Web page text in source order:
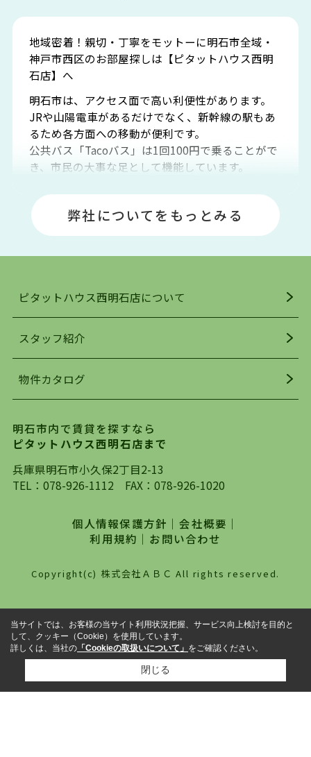
地域密着！親切・丁寧をモットーに明石市全域・
神戸市西区のお部屋探しは【ピタットハウス西明
石店】へ
明石市は、アクセス面で高い利便性があります。
JRや山陽電車があるだけでなく、新幹線の駅もあ
るため各方面への移動が便利です。
公共バス「Tacoバス」は1回100円で乗ることがで
き、市民の大事な足として機能しています。
場や釣りスポットが多くあります。JR「大久保
駅」周辺には、ビブレ・イオンをはじめとした買
い物施設も多くあり、買い物にも困りません。
明石駅・西明石駅を中心に、明石市・神戸市西区
でお部屋探している方は、ぜひ当ＨＰにて物件を
お探しになってください。弊社は、スタッフの平
を行っており地域最大級の情報取扱量を誇ってお
ります。店頭で限られた物件をご紹介する、従来
自身でインターネットを利用し、理想のお部屋を
探していただき、選択していただいた物件情報に
対して、専門知識を持ったスタッフがサポートさ
せていただくスタイルを心がけております。私た
は、一度だけでは終わらない、お客様との末長い
お付き合いです。初めての一人暮らしから、就
職・ご結婚・売買物件の購入、などなど一生涯に
わたる、良きアドバイザーとして、地域に密着し
た営業スタイルで様々なお役立ちができればと強
わせください。
弊社についてをもっとみる
ピタットハウス西明石店について
スタッフ紹介
物件カタログ
明石市内で賃貸を探すなら
ピタットハウス西明石店まで
兵庫県明石市小久保2丁目2-13
TEL： 078-926-1112 FAX：078-926-1020
個人情報保護方針 ｜会社概要 ｜
利用規約 ｜ お問い合わせ
Copyright(c) 株式会社ＡＢＣ All rights reserved.
当サイトでは、お客様の当サイト利用状況把握、サービス向上検討を目的と
して、クッキー（Cookie）を使用しています。
詳しくは、当社の 「Cookieの取扱いについて」 をご確認ください。
閉じる